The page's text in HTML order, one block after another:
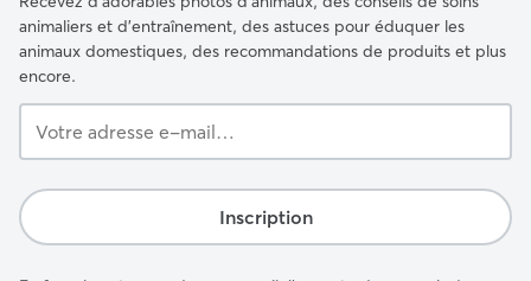
animaliers et d'entraînement, des astuces pour éduquer les
animaux domestiques, des recommandations de produits et plus
encore.
adresse
mail…
Inscription